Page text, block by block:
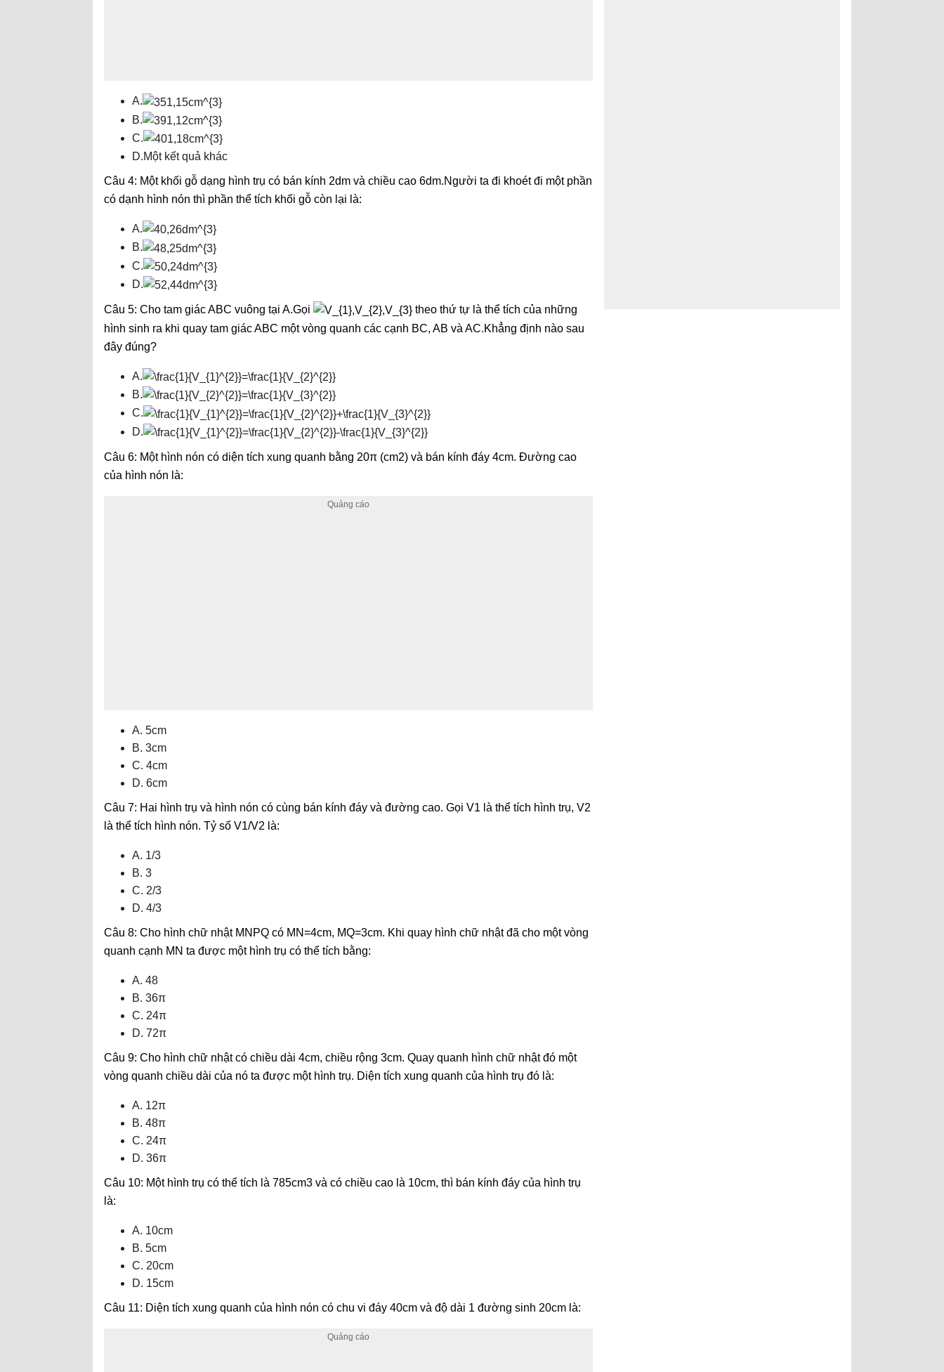
A.
B.
C.
D.Một kết quả khác
Câu 4: Một khối gỗ dạng hình trụ có bán kính 2dm và chiều cao 6dm.Người ta đi khoét đi một phần
có dạnh hình nón thì phần thể tích khối gỗ còn lại là:
A.
B.
C.
D.
Câu 5: Cho tam giác ABC vuông tại A.Gọi
theo thứ tự là thể tích của những
hình sinh ra khi quay tam giác ABC một vòng quanh các cạnh BC, AB và AC.Khẳng định nào sau
đây đúng?
A.
B.
C.
D.
Câu 6: Một hình nón có diện tích xung quanh bằng 20π (cm2) và bán kính đáy 4cm. Đường cao
của hình nón là:
A. 5cm
B. 3cm
C. 4cm
D. 6cm
Câu 7: Hai hình trụ và hình nón có cùng bán kính đáy và đường cao. Gọi V1 là thể tích hình trụ, V2
là thể tích hình nón. Tỷ số V1/V2 là:
A. 1/3
B. 3
C. 2/3
D. 4/3
Câu 8: Cho hình chữ nhật MNPQ có MN=4cm, MQ=3cm. Khi quay hình chữ nhật đã cho một vòng
quanh cạnh MN ta được một hình trụ có thể tích bằng:
A. 48
B. 36π
C. 24π
D. 72π
Câu 9: Cho hình chữ nhật có chiều dài 4cm, chiều rộng 3cm. Quay quanh hình chữ nhật đó một
vòng quanh chiều dài của nó ta được một hình trụ. Diện tích xung quanh của hình trụ đó là:
A. 12π
B. 48π
C. 24π
D. 36π
Câu 10: Một hình trụ có thể tích là 785cm3 và có chiều cao là 10cm, thì bán kính đáy của hình trụ
là:
A. 10cm
B. 5cm
C. 20cm
D. 15cm
Câu 11: Diện tích xung quanh của hình nón có chu vi đáy 40cm và độ dài 1 đường sinh 20cm là: